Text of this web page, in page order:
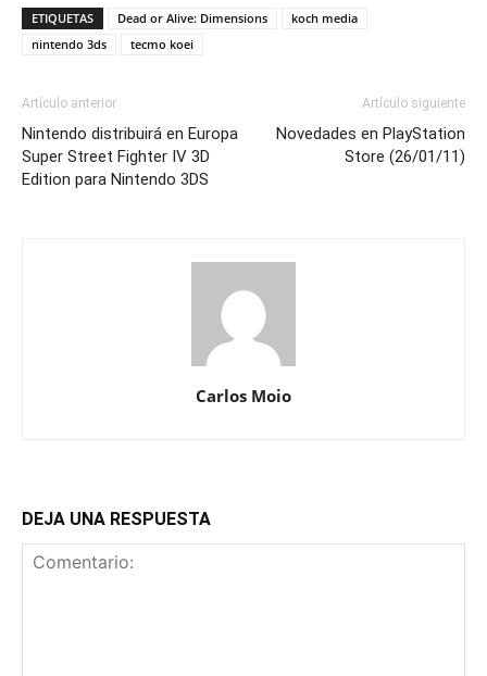
ETIQUETAS Dead or Alive: Dimensions
koch media
nintendo 3ds
tecmo koei
Artículo anterior
Nintendo distribuirá en Europa
Super Street Fighter IV 3D
Edition para Nintendo 3DS
Artículo siguiente
Novedades en PlayStation
Store (26/01/11)
Carlos Moio
DEJA UNA RESPUESTA